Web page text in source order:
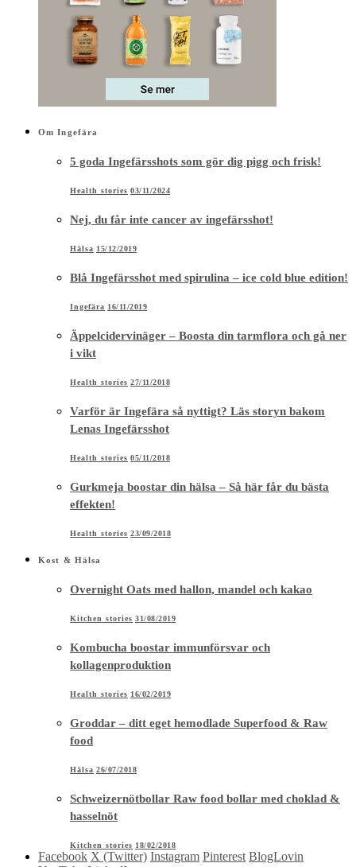
Om Ingefära
5 goda Ingefärsshots som gör dig pigg och frisk!
Health stories 03/11/2024
Nej, du får inte cancer av ingefärsshot!
Hälsa 15/12/2019
Blå Ingefärsshot med spirulina – ice cold blue edition!
Ingefära 16/11/2019
Äppelcidervinäger – Boosta din tarmflora och gå ner
i vikt
Health stories 27/11/2018
Varför är Ingefära så nyttigt? Läs storyn bakom
Lenas Ingefärsshot
Health stories 05/11/2018
Gurkmeja boostar din hälsa – Så här får du bästa
effekten!
Health stories 23/09/2018
Kost & Hälsa
Overnight Oats med hallon, mandel och kakao
Kitchen stories 31/08/2019
Kombucha boostar immunförsvar och
kollagenproduktion
Health stories 16/02/2019
Groddar – ditt eget hemodlade Superfood & Raw
food
Hälsa 26/07/2018
Schweizernötbollar Raw food bollar med choklad &
hasselnöt
Kitchen stories 18/02/2018
Facebook X (Twitter) Instagram Pinterest BlogLovin